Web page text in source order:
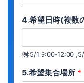
4.希望日時(複数
例:5/1 9:00-12:00
5.希望集合場所 *